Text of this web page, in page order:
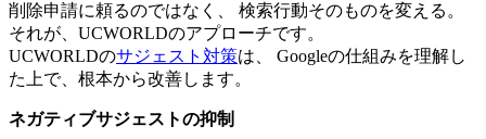
削除申請に頼るのではなく、 検索行動そのものを変える。
それが、UCWORLDのアプローチです。
UCWORLDのサジェスト対策は、 Googleの仕組みを理解し
た上で、根本から改善します。
ネガティブサジェストの抑制